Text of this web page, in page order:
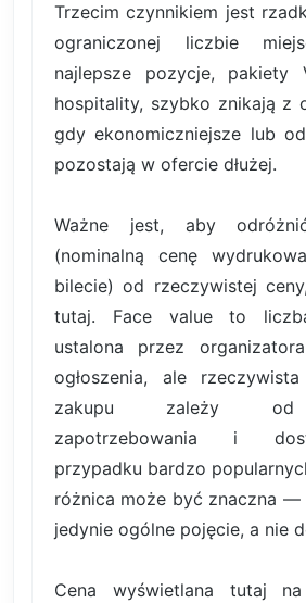
Trzecim czynnikiem jest
ograniczonej liczbie
najlepsze pozycje, pakiety
hospitality, szybko znikają z
gdy ekonomiczniejsze lub
pozostają w ofercie dłużej.
Ważne jest, aby
(nominalną cenę
bilecie) od rzeczywistej
tutaj. Face value to
ustalona przez
ogłoszenia, ale
zakupu zależy od
zapotrzebowania i
przypadku bardzo
różnica może być znaczna —
jedynie ogólne pojęcie, a nie
Cena wyświetlana tutaj